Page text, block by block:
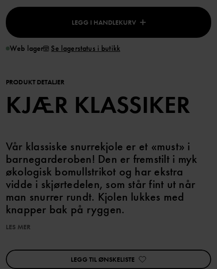
LEGG I HANDLEKURV
Web lager Se lagerstatus i butikk
PRODUKT DETALJER
KJÆR KLASSIKER
Vår klassiske snurrekjole er et «must» i
barnegarderoben! Den er fremstilt i myk
økologisk bomullstrikot og har ekstra
vidde i skjørtedelen, som står fint ut når
man snurrer rundt. Kjolen lukkes med
knapper bak på ryggen.
Plagget kan søskenmatches!
LES MER
LEGG TIL ØNSKELISTE